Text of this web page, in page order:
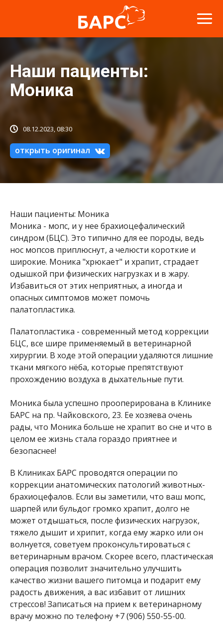
Наши пациенты:
Моника
08.12.2023, 08:30
открыть оригинал
Наши пациенты: Моника
Моника - мопс, и у нее брахиоцефалический
синдром (БЦС). Это типично для ее породы, ведь
нос мопсов приплюснут, а челюсти короткие и
широкие. Моника "хрюкает" и храпит, страдает
одышкой при физических нагрузках и в жару.
Избавиться от этих неприятных, а иногда и
опасных симптомов может помочь
палатопластика.
Палатопластика - современный метод коррекции
БЦС, все шире применяемый в ветеринарной
хирургии. В ходе этой операции удаляются лишние
ткани мягкого нёба, которые препятствуют
прохождению воздуха в дыхательные пути.
Моника была успешно прооперирована в Клинике
БАРС на пр. Чайковского, 23. Ее хозяева очень
рады, что Моника больше не храпит во сне и что в
целом ее жизнь стала гораздо приятнее и
безопаснее!
В Клиниках БАРС проводятся операции по
коррекции анатомических патологий животных-
брахиоцефалов. Если вы заметили, что ваш мопс,
шарпей или бульдог громко храпит, долго не
может отдышаться, после физических нагрузок,
тяжело дышит и хрипит, когда ему жарко или он
волнуется, советуем проконсультироваться с
ветеринарным врачом. Скорее всего, пластическая
операция позволит значительно улучшить
качество жизни вашего питомца и подарит ему
радость движения, а вас избавит от лишних
стрессов! Записаться на прием к ветеринарному
врачу можно по телефону +7 (906) 550-55-00.